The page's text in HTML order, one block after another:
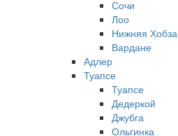
Сочи
Лоо
Нижняя Хобза
Вардане
Адлер
Туапсе
Туапсе
Дедеркой
Джубга
Ольгинка